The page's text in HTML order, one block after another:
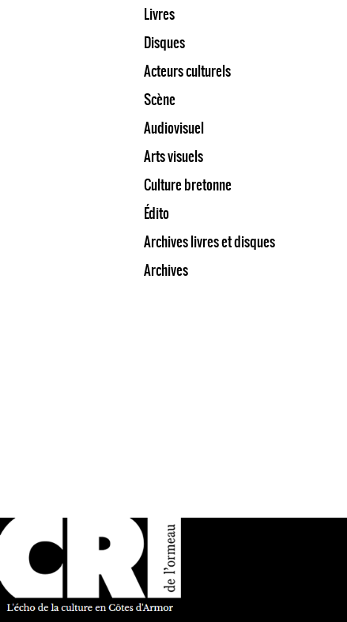
Livres
Disques
Acteurs culturels
Scène
Audiovisuel
Arts visuels
Culture bretonne
Édito
Archives livres et disques
Archives